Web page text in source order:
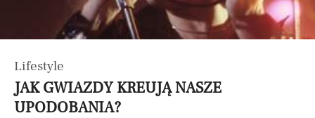
Lifestyle
JAK GWIAZDY KREUJĄ NASZE
UPODOBANIA?